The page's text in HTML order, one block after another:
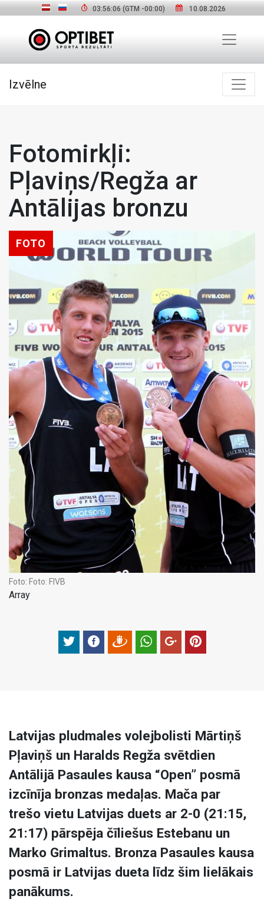
03:56:08 (GTM -00:00) 10.08.2026
Izvēlne
Fotomirkļi:
Pļaviņs/Regža ar
Antālijas bronzu
FOTO
Foto: Foto: FIVB
Array
Latvijas pludmales volejbolisti Mārtiņš
Pļaviņš un Haralds Regža svētdien
Antālijā Pasaules kausa “Open” posmā
izcīnīja bronzas medaļas. Mača par
trešo vietu Latvijas duets ar 2-0 (21:15,
21:17) pārspēja čīliešus Estebanu un
Marko Grimaltus. Bronza Pasaules kausa
posmā ir Latvijas dueta līdz šim lielākais
panākums.